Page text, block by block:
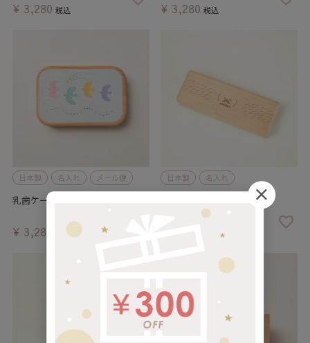
¥ 3,280 税込 ¥ 3,280 税込
日本製 名入れ メール便
乳歯ケース とりさん
¥ 3,280 税込
日本製 名入れ